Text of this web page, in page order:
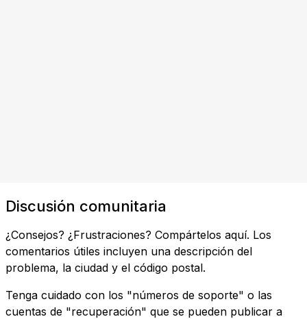
Discusión comunitaria
¿Consejos? ¿Frustraciones? Compártelos aquí. Los
comentarios útiles incluyen una descripción del
problema, la ciudad y el código postal.
Tenga cuidado con los "números de soporte" o las
cuentas de "recuperación" que se pueden publicar a